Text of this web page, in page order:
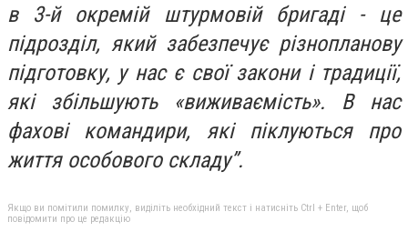
в 3-й окремій штурмовій бригаді - це
підрозділ, який забезпечує різнопланову
підготовку, у нас є свої закони і традиції,
які збільшують «виживаємість». В нас
фахові командири, які піклуються про
життя особового складу”.
Якщо ви помітили помилку, виділіть необхідний текст і натисніть Ctrl + Enter, щоб
повідомити про це редакцію